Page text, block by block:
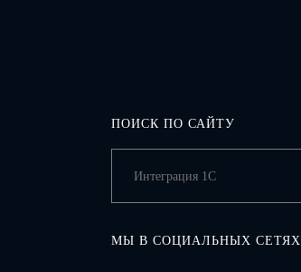
ПОИСК ПО САЙТУ
МЫ В СОЦИАЛЬНЫХ СЕТЯХ